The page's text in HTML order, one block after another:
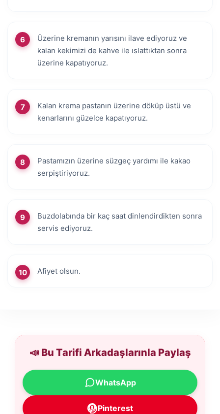
Üzerine kremanın yarısını ilave ediyoruz ve
kalan kekimizi de kahve ile ıslattıktan sonra
üzerine kapatıyoruz.
Kalan krema pastanın üzerine döküp üstü ve
kenarlarını güzelce kapatıyoruz.
Pastamızın üzerine süzgeç yardımı ile kakao
serpiştiriyoruz.
Buzdolabında bir kaç saat dinlendirdikten sonra
servis ediyoruz.
Afiyet olsun.
📣 Bu Tarifi Arkadaşlarınla Paylaş
WhatsApp
Pinterest